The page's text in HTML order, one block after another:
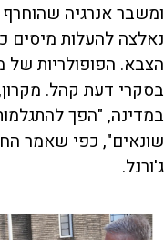
ומשבר אנרגיה
נאלצה להעלות מיסים
בסקרי דעת קהל.
במדינה, "הפך
שונאים", כפי שאמר
ג'ורנל.